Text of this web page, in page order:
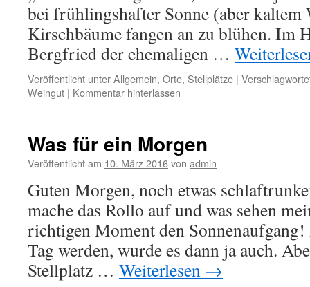
bei frühlingshafter Sonne (aber kaltem
Kirschbäume fangen an zu blühen. Im
Bergfried der ehemaligen …
Veröffentlicht unterAllgemein, Orte, Stellplätze |
Weingut | Kommentar hinterlassen
Was für ein Morgen
Veröffentlicht am 10. März 2016von admin
Guten Morgen, noch etwas
mache das Rollo auf und was sehen
richtigen Moment den Sonnenaufgang!
Tag werden, wurde es dann ja auch.
Stellplatz … Weiterlesen →